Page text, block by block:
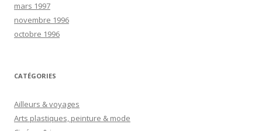
mars 1997
novembre 1996
octobre 1996
CATÉGORIES
Ailleurs & voyages
Arts plastiques, peinture & mode